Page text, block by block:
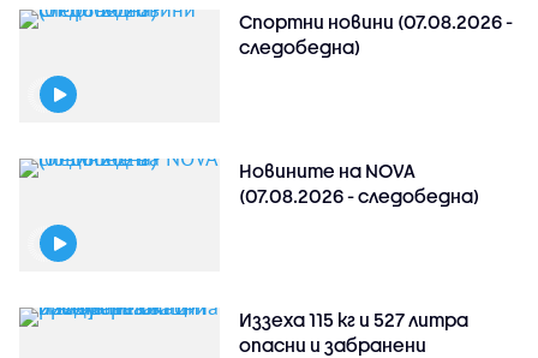
Спортни новини (07.08.2026 -
следобедна)
Новините на NOVA
(07.08.2026 - следобедна)
Иззеха 115 кг и 527 литра
опасни и забранени